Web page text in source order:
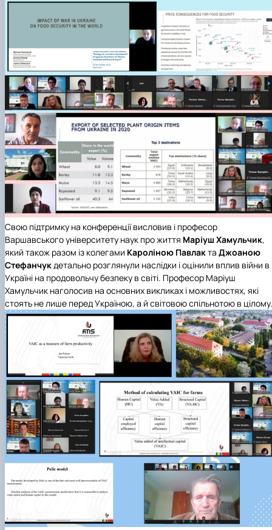
Свою підтримку на конференції висловив і професор
Варшавського університету наук про життя Маріуш Хамульчик,
який також разом із колегами Кароліною Павлакта Джоаною
Стефанчук детально розглянули наслідки і оцінили вплив війни в
Україні на продовольчу безпеку в світі. Професор Маріуш
Хамульчик наголосив на основних викликах і можливостях, які
стоять не лише перед Україною, а й світовою спільнотою в цілому.